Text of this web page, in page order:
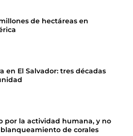
de hectáreas en
en El Salvador: tres décadas
por la actividad humana, y no
de corales